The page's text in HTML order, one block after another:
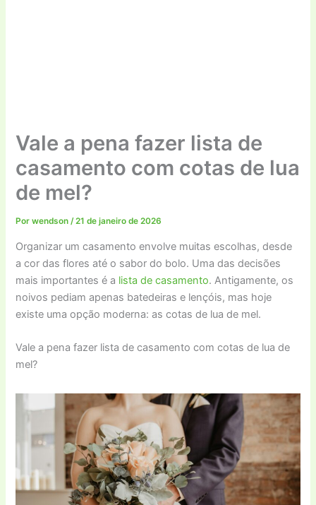
Vale a pena fazer lista de
casamento com cotas de lua
de mel?
Porwendson/21 de janeiro de 2026
Organizar um casamento envolve muitas escolhas, desde
a cor das flores até o sabor do bolo. Uma das decisões
mais importantes é a lista de casamento. Antigamente, os
noivos pediam apenas batedeiras e lençóis, mas hoje
existe uma opção moderna: as cotas de lua de mel.
Vale a pena fazer lista de casamento com cotas de lua de
mel?